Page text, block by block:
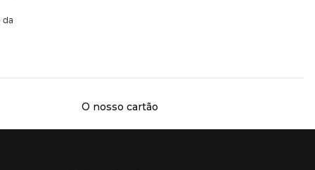
da
O nosso cartão